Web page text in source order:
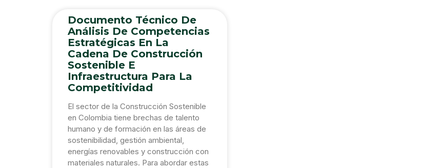
Documento Técnico De
Análisis De Competencias
Estratégicas En La
Cadena De Construcción
Sostenible E
Infraestructura Para La
Competitividad
El sector de la Construcción Sostenible
en Colombia tiene brechas de talento
humano y de formación en las áreas de
sostenibilidad, gestión ambiental,
energías renovables y construcción con
materiales naturales. Para abordar estas